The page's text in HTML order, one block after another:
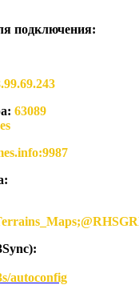
подключения:
63089
autoconfig